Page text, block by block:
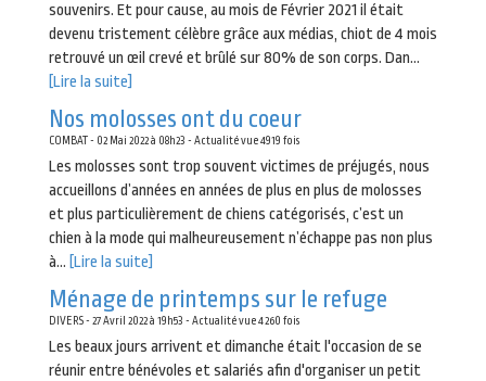
souvenirs. Et pour cause, au mois de Février 2021 il était
devenu tristement célèbre grâce aux médias, chiot de 4 mois
retrouvé un œil crevé et brûlé sur 80% de son corps. Dan...
[Lire la suite]
Nos molosses ont du coeur
COMBAT - 02 Mai 2022 à 08h23 - Actualité vue 4919 fois
Les molosses sont trop souvent victimes de préjugés, nous
accueillons d’années en années de plus en plus de molosses
et plus particulièrement de chiens catégorisés, c’est un
chien à la mode qui malheureusement n’échappe pas non plus
à... [Lire la suite]
Ménage de printemps sur le refuge
DIVERS - 27 Avril 2022 à 19h53 - Actualité vue 4260 fois
Les beaux jours arrivent et dimanche était l'occasion de se
réunir entre bénévoles et salariés afin d'organiser un petit